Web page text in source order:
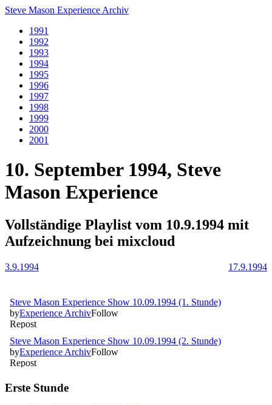
Steve Mason Experience Archiv
1991
1992
1993
1994
1995
1996
1997
1998
1999
2000
2001
10. September 1994, Steve
Mason Experience
Vollständige Playlist vom 10.9.1994 mit
Aufzeichnung bei mixcloud
3.9.1994 17.9.1994
Erste Stunde